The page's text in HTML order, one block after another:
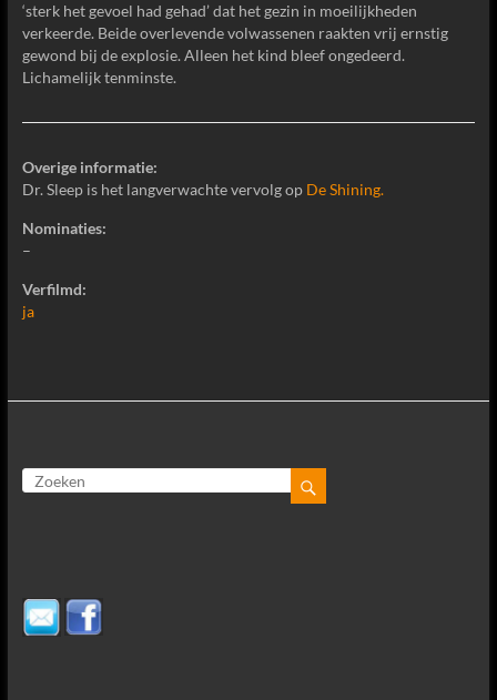
‘sterk het gevoel had gehad’ dat het gezin in moeilijkheden
verkeerde. Beide overlevende volwassenen raakten vrij ernstig
gewond bij de explosie. Alleen het kind bleef ongedeerd.
Lichamelijk tenminste.
Overige informatie:
Dr. Sleep is het langverwachte vervolg op De Shining.
Nominaties:
–
Verfilmd:
ja